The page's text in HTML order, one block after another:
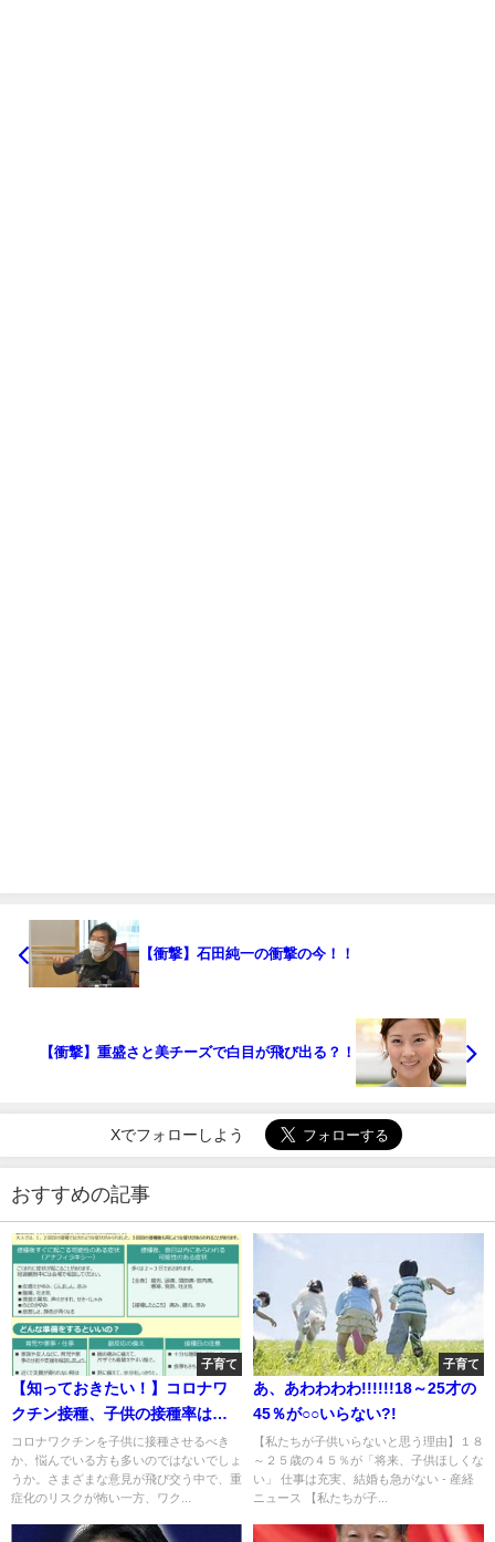
【衝撃】石田純一の衝撃の今！！
【衝撃】重盛さと美チーズで白目が飛び出る？！
Xでフォローしよう
おすすめの記事
子育て
【知っておきたい！】コロナワ
クチン接種、子供の接種率はど
うなってる？親が知っておきた
い最新データとポイント
コロナワクチンを子供に接種させるべき
か、悩んでいる方も多いのではないでしょ
うか。さまざまな意見が飛び交う中で、重
症化のリスクが怖い一方、ワク...
子育て
あ、あわわわわ!!!!!!18～25才の
45％が○○いらない?!
【私たちが子供いらないと思う理由】１８
～２５歳の４５％が「将来、子供ほしくな
い」 仕事は充実、結婚も急がない - 産経
ニュース 【私たちが子...